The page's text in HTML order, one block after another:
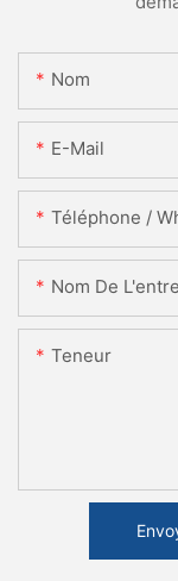
Nom
E-Mail
Téléphone /
Nom De
Teneur